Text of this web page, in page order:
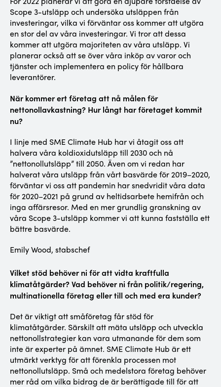
Scope 3-utsläpp och undersöka utsläppen från
investeringar, vilka vi förväntar oss kommer att utgöra
en stor del av våra investeringar. Vi tror att dessa
kommer att utgöra majoriteten av våra utsläpp. Vi
planerar också att se över våra inköp av varor och
tjänster och implementera en policy för hållbara
leverantörer.
När kommer ert företag att nå målen för
nettonollavkastning? Hur långt har företaget kommit
nu?
I linje med SME Climate Hub har vi åtagit oss att
halvera våra koldioxidutsläpp till 2030 och nå
”nettonollutsläpp” till 2050. Även om vi redan har
halverat våra utsläpp från vårt basvärde för 2019–2020,
förväntar vi oss att pandemin har snedvridit våra data
för 2020–2021 på grund av heltidsarbete hemifrån och
inga affärsresor. Med en mer grundlig granskning av
våra Scope 3-utsläpp kommer vi att kunna fastställa ett
bättre basvärde.
Emily Wood, stabschef
Vilket stöd behöver ni för att vidta kraftfulla
klimatåtgärder? Vad behöver ni från politik/regering,
multinationella företag eller till och med era kunder?
Det är viktigt att småföretag får stöd för
klimatåtgärder. Särskilt att mäta utsläpp och utveckla
nettonollstrategier kan vara utmanande för dem som
inte är experter på ämnet. SME Climate Hub är ett
utmärkt verktyg för att förenkla processen mot
nettonollutsläpp. Små och medelstora företag behöver
mer råd om vilka bidrag de är berättigade till för att